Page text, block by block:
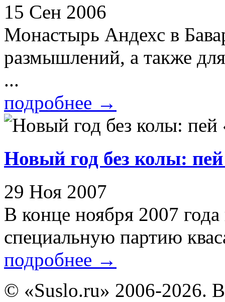
15 Сен 2006
Монастырь Андехс в
размышлений, а также
...
подробнее →
Новый год без колы:
29 Ноя 2007
В конце ноября 2007
специальную партию
подробнее →
© «Suslo.ru» 2006-2026.